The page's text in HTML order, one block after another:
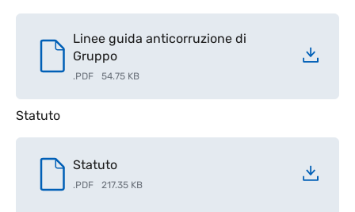
Linee guida anticorruzione di
Gruppo
.PDF 54.75 KB
Statuto
Statuto
.PDF 217.35 KB